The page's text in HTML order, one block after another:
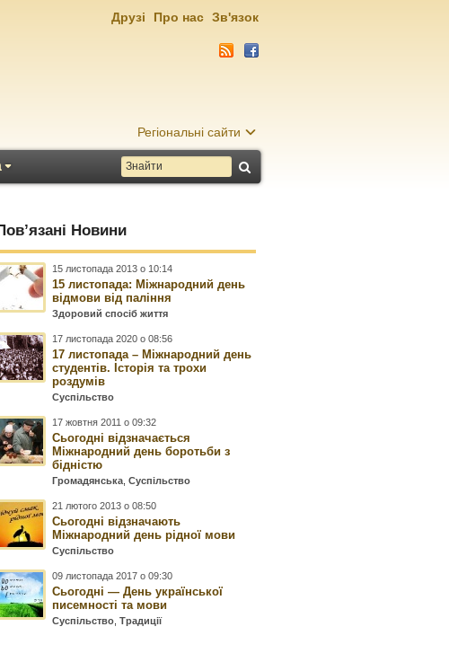
Регіональні сайти
Друзі Про нас Зв'язок
Новини
15 листопада 2013 о 10:14
15 листопада: Міжнародний день
відмови від паління
Здоровий спосіб життя
17 листопада 2020 о 08:56
17 листопада – Міжнародний день
студентів. Історія та трохи
роздумів
Суспільство
17 жовтня 2011 о 09:32
Сьогодні відзначається
Міжнародний день боротьби з
бідністю
Громадянська ,Суспільство
21 лютого 2013 о 08:50
Сьогодні відзначають
Міжнародний день рідної мови
Суспільство
09 листопада 2017 о 09:30
Сьогодні — День української
писемності та мови
Суспільство ,Традиції